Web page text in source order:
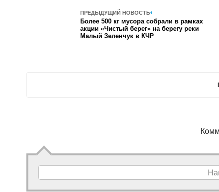
ПРЕДЫДУЩИЙ НОВОСТЬ
Более 500 кг мусора собрали в рамках
акции «Чистый берег» на берегу реки
Малый Зеленчук в КЧР